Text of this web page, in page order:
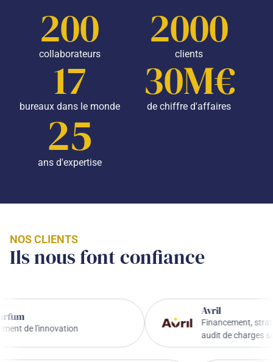
200
collaborateurs 2000
clients
17
bureaux dans le monde 30M€
de chiffre d'affaires
25
ans d'expertise
NOS CLIENTS
Ils nous font confiance
Financement, stratégie de
audit de charges sociales